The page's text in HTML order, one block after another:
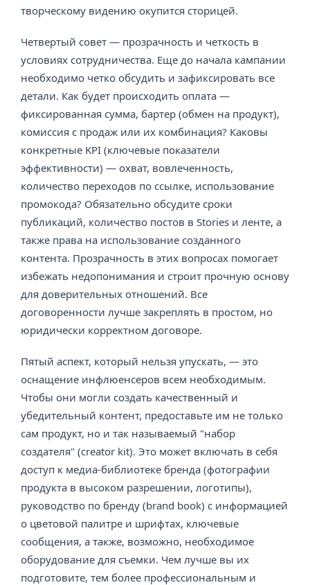
творческому видению окупится сторицей.
Четвертый совет — прозрачность и четкость в
условиях сотрудничества. Еще до начала кампании
необходимо четко обсудить и зафиксировать все
детали. Как будет происходить оплата —
фиксированная сумма, бартер (обмен на продукт),
комиссия с продаж или их комбинация? Каковы
конкретные KPI (ключевые показатели
эффективности) — охват, вовлеченность,
количество переходов по ссылке, использование
промокода? Обязательно обсудите сроки
публикаций, количество постов в Stories и ленте, а
также права на использование созданного
контента. Прозрачность в этих вопросах помогает
избежать недопонимания и строит прочную основу
для доверительных отношений. Все
договоренности лучше закреплять в простом, но
юридически корректном договоре.
Пятый аспект, который нельзя упускать, — это
оснащение инфлюенсеров всем необходимым.
Чтобы они могли создать качественный и
убедительный контент, предоставьте им не только
сам продукт, но и так называемый "набор
создателя" (creator kit). Это может включать в себя
доступ к медиа-библиотеке бренда (фотографии
продукта в высоком разрешении, логотипы),
руководство по бренду (brand book) с информацией
о цветовой палитре и шрифтах, ключевые
сообщения, а также, возможно, необходимое
оборудование для съемки. Чем лучше вы их
подготовите, тем более профессиональным и